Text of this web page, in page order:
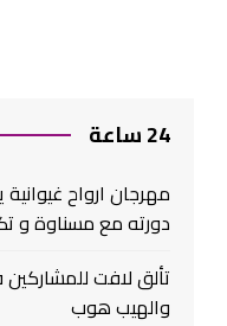
24 ساعة
مهرجان ارواح غيوانية
دورته مع مسناوة و
تألق لافت
والهيب هوب